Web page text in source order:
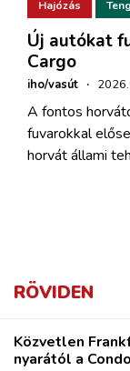
Hajózás
Új autókat
Cargo
iho/vasút ·
A fontos
fuvarokkal
horvát állami
RÖVIDEN
Közvetlen
nyarától a